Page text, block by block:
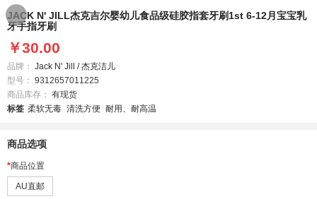

JACK N' JILL杰克吉尔婴幼儿食品级硅胶指套牙刷1st 6-12月宝宝乳
牙手指牙刷
￥30.00
品牌： Jack N' Jill / 杰克洁儿
型号： 9312657011225
商品库存： 有现货
标签 柔软无毒 清洗方便 耐用、耐高温
商品选项
商品位置
AU直邮